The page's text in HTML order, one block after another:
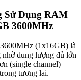
Sử Dụng RAM
3600MHz
(1x16GB) là
dung lượng đủ lớn
(single channel)
tương lai.